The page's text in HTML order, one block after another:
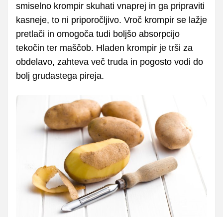
smiselno krompir skuhati vnaprej in ga pripraviti
kasneje, to ni priporočljivo. Vroč krompir se lažje
pretlači in omogoča tudi boljšo absorpcijo
tekočin ter maščob. Hladen krompir je trši za
obdelavo, zahteva več truda in pogosto vodi do
bolj grudastega pireja.